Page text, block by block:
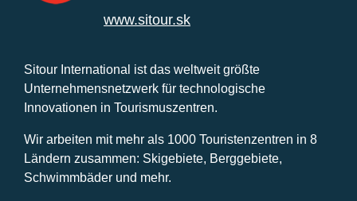
www.sitour.sk
Sitour International ist das weltweit größte
Unternehmensnetzwerk für technologische
Innovationen in Tourismuszentren.
Wir arbeiten mit mehr als 1000 Touristenzentren in 8
Ländern zusammen: Skigebiete, Berggebiete,
Schwimmbäder und mehr.